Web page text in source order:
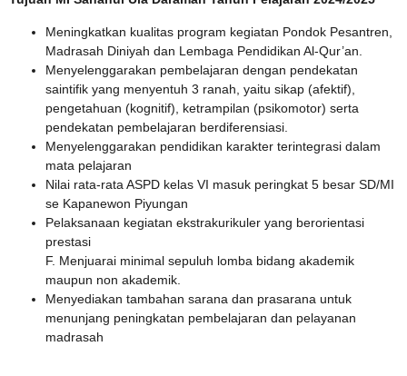
Meningkatkan kualitas program kegiatan Pondok Pesantren,
Madrasah Diniyah dan Lembaga Pendidikan Al-Qur’an.
Menyelenggarakan pembelajaran dengan pendekatan
saintifik yang menyentuh 3 ranah, yaitu sikap (afektif),
pengetahuan (kognitif), ketrampilan (psikomotor) serta
pendekatan pembelajaran berdiferensiasi.
Menyelenggarakan pendidikan karakter terintegrasi dalam
mata pelajaran
Nilai rata-rata ASPD kelas VI masuk peringkat 5 besar SD/MI
se Kapanewon Piyungan
Pelaksanaan kegiatan ekstrakurikuler yang berorientasi
prestasi
F. Menjuarai minimal sepuluh lomba bidang akademik
maupun non akademik.
Menyediakan tambahan sarana dan prasarana untuk
menunjang peningkatan pembelajaran dan pelayanan
madrasah